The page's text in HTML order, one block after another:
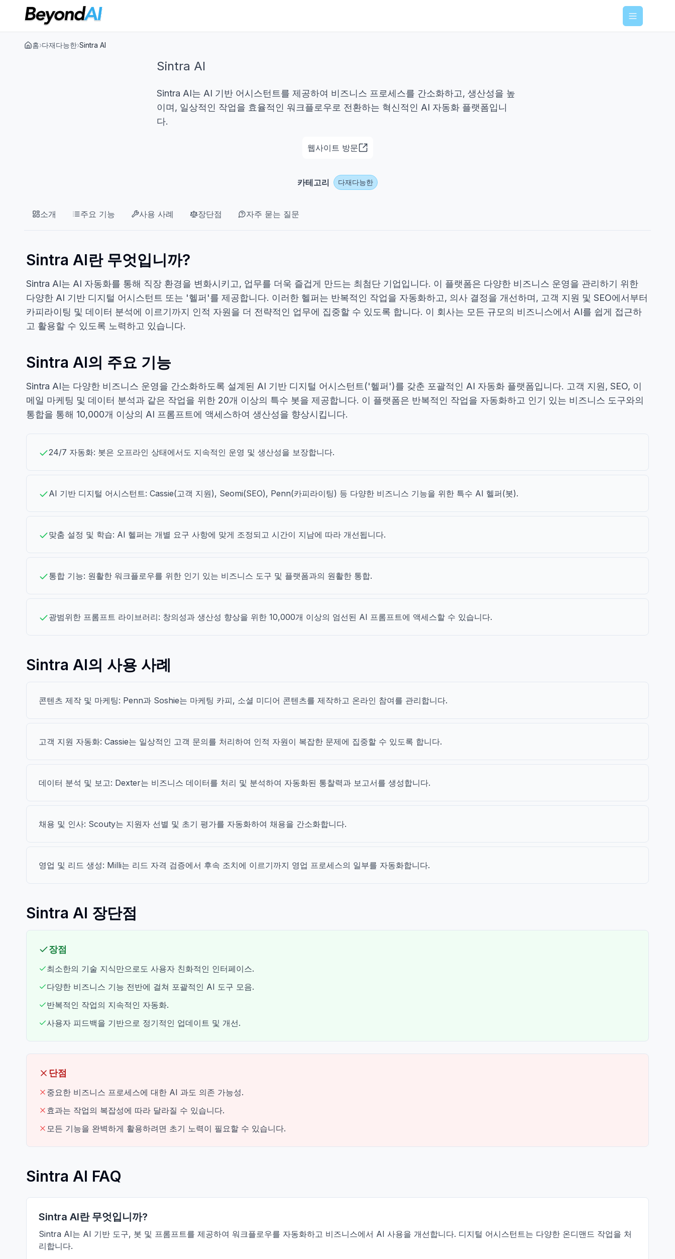
Menu
홈›다재다능한›Sintra AI
Sintra AI
Sintra AI는 AI 기반 어시스턴트를 제공하여 비즈니스 프로세스를 간소화하고, 생산성을 높
이며, 일상적인 작업을 효율적인 워크플로우로 전환하는 혁신적인 AI 자동화 플랫폼입니
다.
웹사이트 방문
카테고리 다재다능한
소개 주요 기능 사용 사례 장단점 자주 묻는 질문
Sintra AI란 무엇입니까?
Sintra AI는 AI 자동화를 통해 직장 환경을 변화시키고, 업무를 더욱 즐겁게 만드는 최첨단 기업입니다. 이 플랫폼은 다양한 비즈니스 운영을 관리하기 위한
다양한 AI 기반 디지털 어시스턴트 또는 '헬퍼'를 제공합니다. 이러한 헬퍼는 반복적인 작업을 자동화하고, 의사 결정을 개선하며, 고객 지원 및 SEO에서부터
카피라이팅 및 데이터 분석에 이르기까지 인적 자원을 더 전략적인 업무에 집중할 수 있도록 합니다. 이 회사는 모든 규모의 비즈니스에서 AI를 쉽게 접근하
고 활용할 수 있도록 노력하고 있습니다.
Sintra AI의 주요 기능
Sintra AI는 다양한 비즈니스 운영을 간소화하도록 설계된 AI 기반 디지털 어시스턴트('헬퍼')를 갖춘 포괄적인 AI 자동화 플랫폼입니다. 고객 지원, SEO, 이
메일 마케팅 및 데이터 분석과 같은 작업을 위한 20개 이상의 특수 봇을 제공합니다. 이 플랫폼은 반복적인 작업을 자동화하고 인기 있는 비즈니스 도구와의
통합을 통해 10,000개 이상의 AI 프롬프트에 액세스하여 생산성을 향상시킵니다.
24/7 자동화: 봇은 오프라인 상태에서도 지속적인 운영 및 생산성을 보장합니다.
AI 기반 디지털 어시스턴트: Cassie(고객 지원), Seomi(SEO), Penn(카피라이팅) 등 다양한 비즈니스 기능을 위한 특수 AI 헬퍼(봇).
맞춤 설정 및 학습: AI 헬퍼는 개별 요구 사항에 맞게 조정되고 시간이 지남에 따라 개선됩니다.
통합 기능: 원활한 워크플로우를 위한 인기 있는 비즈니스 도구 및 플랫폼과의 원활한 통합.
광범위한 프롬프트 라이브러리: 창의성과 생산성 향상을 위한 10,000개 이상의 엄선된 AI 프롬프트에 액세스할 수 있습니다.
Sintra AI의 사용 사례
콘텐츠 제작 및 마케팅: Penn과 Soshie는 마케팅 카피, 소셜 미디어 콘텐츠를 제작하고 온라인 참여를 관리합니다.
고객 지원 자동화: Cassie는 일상적인 고객 문의를 처리하여 인적 자원이 복잡한 문제에 집중할 수 있도록 합니다.
데이터 분석 및 보고: Dexter는 비즈니스 데이터를 처리 및 분석하여 자동화된 통찰력과 보고서를 생성합니다.
채용 및 인사: Scouty는 지원자 선별 및 초기 평가를 자동화하여 채용을 간소화합니다.
영업 및 리드 생성: Milli는 리드 자격 검증에서 후속 조치에 이르기까지 영업 프로세스의 일부를 자동화합니다.
Sintra AI 장단점
장점
최소한의 기술 지식만으로도 사용자 친화적인 인터페이스.
다양한 비즈니스 기능 전반에 걸쳐 포괄적인 AI 도구 모음.
반복적인 작업의 지속적인 자동화.
사용자 피드백을 기반으로 정기적인 업데이트 및 개선.
단점
중요한 비즈니스 프로세스에 대한 AI 과도 의존 가능성.
효과는 작업의 복잡성에 따라 달라질 수 있습니다.
모든 기능을 완벽하게 활용하려면 초기 노력이 필요할 수 있습니다.
Sintra AI FAQ
Sintra AI란 무엇입니까?
Sintra AI는 AI 기반 도구, 봇 및 프롬프트를 제공하여 워크플로우를 자동화하고 비즈니스에서 AI 사용을 개선합니다. 디지털 어시스턴트는 다양한 온디맨드 작업을 처
리합니다.